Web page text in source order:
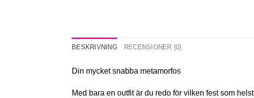
BESKRIVNING RECENSIONER (0)
Din mycket snabba metamorfos
Med bara en outfit är du redo för vilken fest som helst